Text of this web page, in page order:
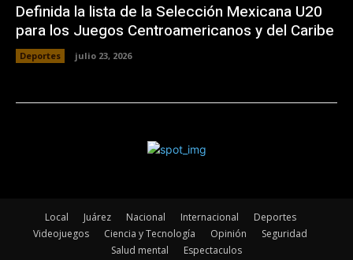
Definida la lista de la Selección Mexicana U20
para los Juegos Centroamericanos y del Caribe
Deportes julio 23, 2026
Local Juárez Nacional Internacional
Deportes
Videojuegos
Ciencia y Tecnología Opinión
Seguridad
Salud mental
Espectaculos